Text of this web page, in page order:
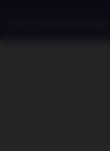
©2026 –Nordea Asset